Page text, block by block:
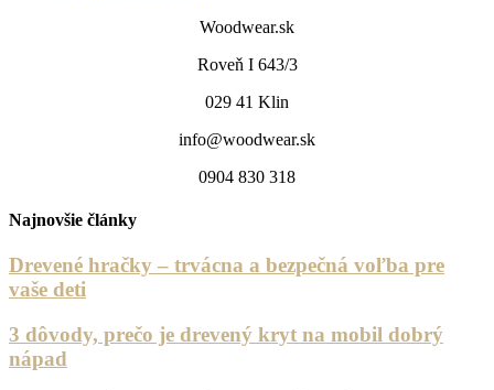
Woodwear.sk
Roveň I 643/3
029 41 Klin
info@woodwear.sk
0904 830 318
Najnovšie články
Drevené hračky – trvácna a bezpečná voľba pre
vaše deti
3 dôvody, prečo je drevený kryt na mobil dobrý
nápad